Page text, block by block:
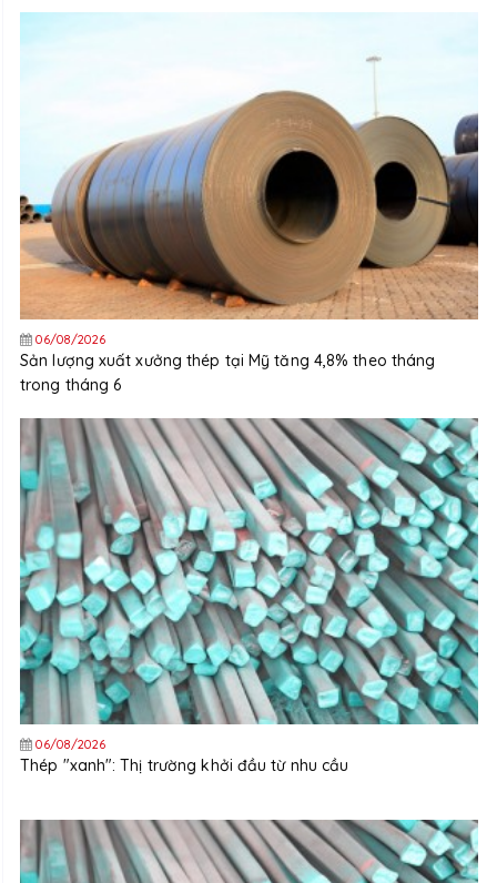
06/08/2026
Sản lượng xuất xưởng thép tại Mỹ tăng 4,8% theo tháng
trong tháng 6
06/08/2026
Thép "xanh": Thị trường khởi đầu từ nhu cầu